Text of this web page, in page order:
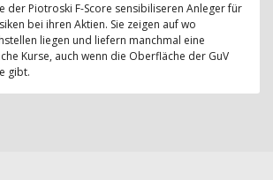
der Piotroski F-Score sensibiliseren Anleger für
bei ihren Aktien. Sie zeigen auf wo
liegen und liefern manchmal eine
Kurse, auch wenn die Oberfläche der GuV
gibt.